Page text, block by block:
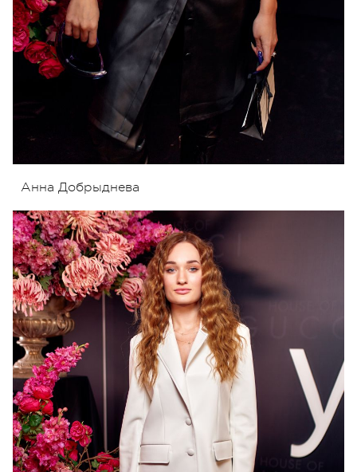
Анна Добрыднева